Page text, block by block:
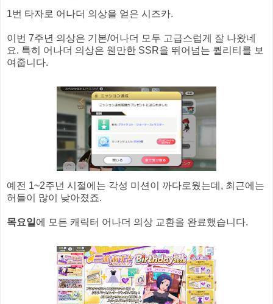
1번 타자로 어나더 의상을 얻은 시즈카.
이번 7주년 의상은 기본/어나더 모두 고급스럽게 잘 나왔네
요. 특히 어나더 의상은 웬만한 SSR을 뛰어넘는 퀄리티를 보
여줍니다.
예전 1~2주년 시절에는 각성 미션이 까다로웠는데, 최근에는
허들이 많이 낮아졌죠.
목요일 에 모든 캐릭터 어나더 의상 교환을 완료했습니다.